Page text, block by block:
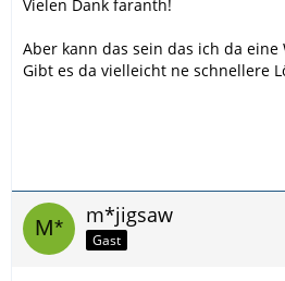
Vielen Dank faranth!
Aber kann das sein das ich da eine
Gibt es da vielleicht ne schnellere
m*jigsaw
Gast